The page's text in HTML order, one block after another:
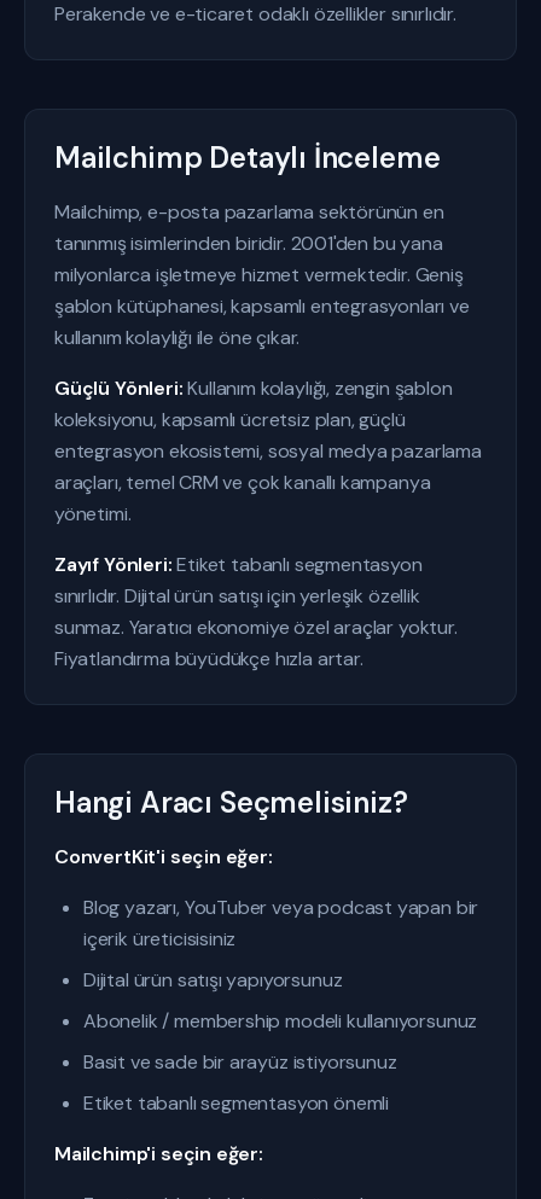
Perakende ve e-ticaret odaklı özellikler sınırlıdır.
Mailchimp Detaylı İnceleme
Mailchimp, e-posta pazarlama sektörünün en
tanınmış isimlerinden biridir. 2001'den bu yana
milyonlarca işletmeye hizmet vermektedir. Geniş
şablon kütüphanesi, kapsamlı entegrasyonları ve
kullanım kolaylığı ile öne çıkar.
Güçlü Yönleri:Kullanım kolaylığı, zengin şablon
koleksiyonu, kapsamlı ücretsiz plan, güçlü
entegrasyon ekosistemi, sosyal medya pazarlama
araçları, temel CRM ve çok kanallı kampanya
yönetimi.
Zayıf Yönleri:Etiket tabanlı segmentasyon
sınırlıdır. Dijital ürün satışı için yerleşik özellik
sunmaz. Yaratıcı ekonomiye özel araçlar yoktur.
Fiyatlandırma büyüdükçe hızla artar.
Hangi Aracı Seçmelisiniz?
ConvertKit'i seçin eğer:
Blog yazarı, YouTuber veya podcast yapan bir
içerik üreticisisiniz
Dijital ürün satışı yapıyorsunuz
Abonelik / membership modeli kullanıyorsunuz
Basit ve sade bir arayüz istiyorsunuz
Etiket tabanlı segmentasyon önemli
Mailchimp'i seçin eğer: